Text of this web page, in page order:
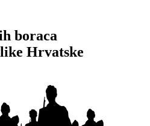
boraca
Hrvatske